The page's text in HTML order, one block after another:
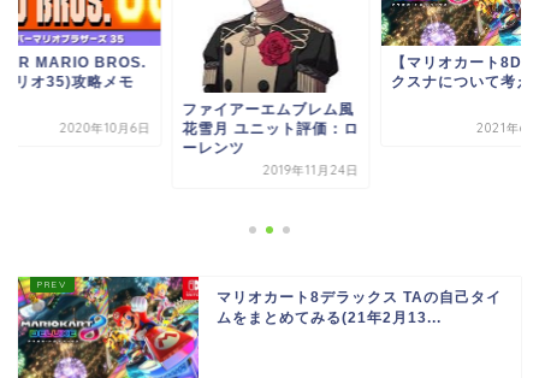
MARIO BROS.
リオ35)攻略メモ
2020年10月6日
ファイアーエムブレム風
花雪月 ユニット評価：ロ
ーレンツ
2019年11月24日
【マリオカート8DX
クスナについて考え
2021年6
マリオカート8デラックス TAの自己タイ
ムをまとめてみる(21年2月13...